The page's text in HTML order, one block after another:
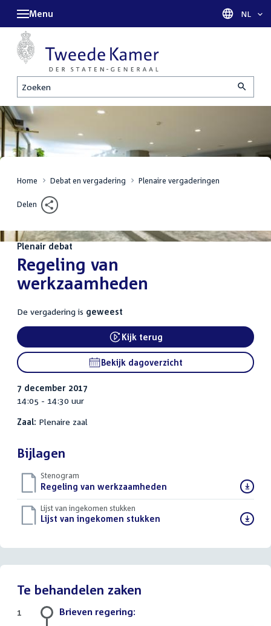
Zoeken
Menu Taal
NL
Home Debat en vergadering Plenaire vergaderingen
Delen
Plenair debat
:Regeling van
werkzaamheden
De vergadering is geweest
External link:
Kijk terug
Bekijk dagoverzicht
7 december 2017
14:05 - 14:30 uur
Zaal: Plenaire zaal
Bijlagen
Stenogram
Download
bestand:
Regeling van werkzaamheden
Lijst van ingekomen stukken
Download
Lijst van ingekomen stukken
Te behandelen zaken
Brieven regering:
1